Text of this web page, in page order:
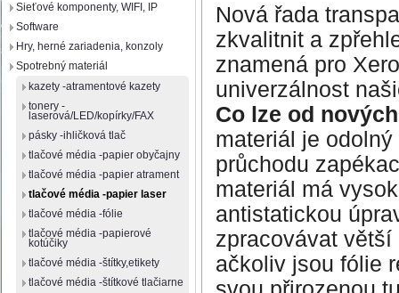
Sieťové komponenty, WIFI, IP
Software
Hry, herné zariadenia, konzoly
Spotrebný materiál
kazety -atramentové kazety
tonery -
laserová/LED/kopírky/FAX
pásky -ihličková tlač
tlačové média -papier obyčajny
tlačové média -papier atrament
tlačové média -papier laser
tlačové média -fólie
tlačové média -papierové
kotúčiky
tlačové média -štítky,etikety
tlačové média -štítkové tlačiarne
Nová řada
zkvalitnit a
znamená pro
univerzálnost
Co lze od
materiál je
průchodu
materiál má
antistatickou
zpracovávat
ačkoliv jsou fólie